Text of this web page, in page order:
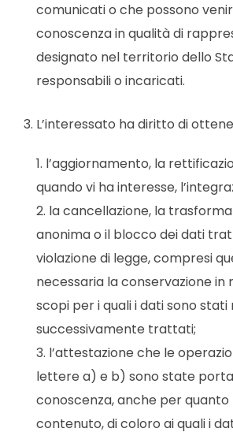
comunicati o che possono
conoscenza in qualità di
designato nel territorio dello
responsabili o incaricati.
3. L’interessato ha diritto di
l’aggiornamento, la
quando vi ha interesse,
la cancellazione, la
anonima o il blocco dei dati
violazione di legge, compresi
necessaria la conservazione in
scopi per i quali i dati sono
successivamente trattati;
l’attestazione che le
lettere a) e b) sono state
conoscenza, anche per quanto
contenuto, di coloro ai quali i